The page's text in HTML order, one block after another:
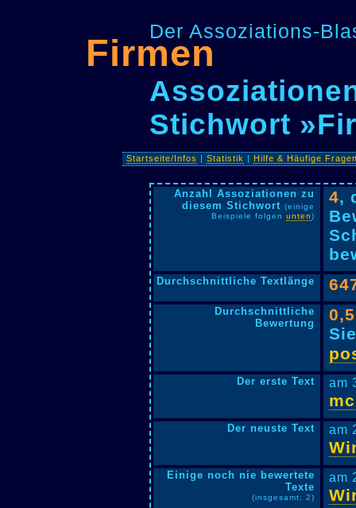
Der Assoziations-
Firmen
Stichwort
Startseite/Infos |Statistik |Hilfe & Häufige
Anzahl Assoziationen zu
diesem Stichwort (einige
Beispiele folgen unten)
4,
Durchschnittliche Textlänge
Durchschnittliche
Bewertung
Der erste Text am
Der neuste Text am
Einige noch nie bewertete
Texte
(insgesamt: 2)
am